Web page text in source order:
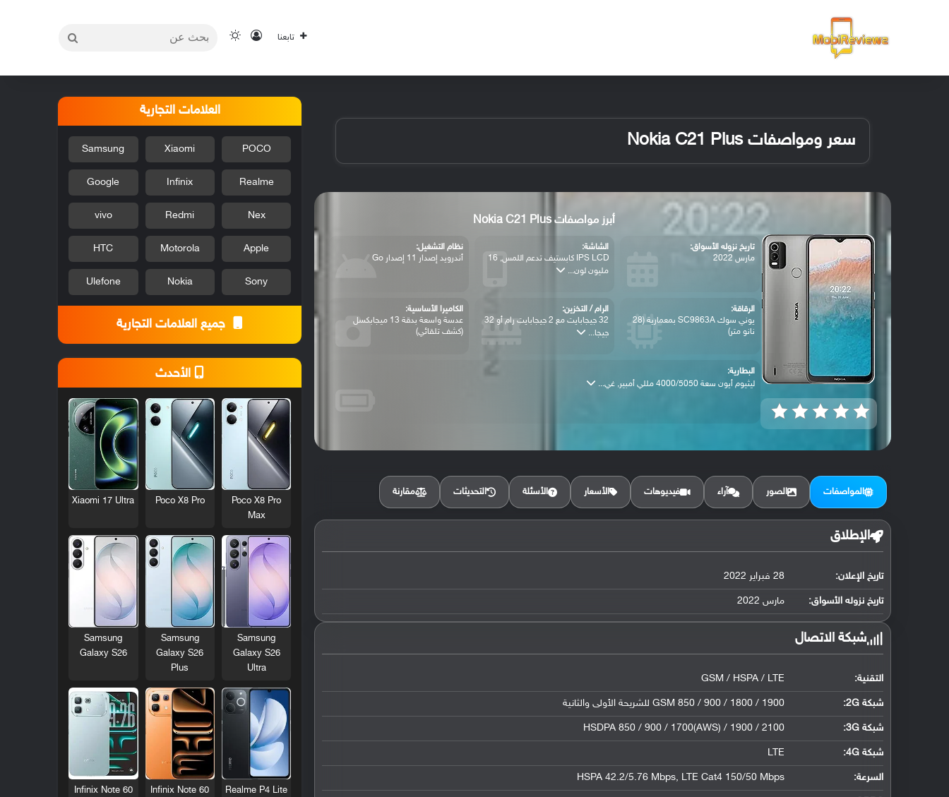
تابعنا تسجيل الدخول
الوضع المظلم
سعر ومواصفات Nokia C21 Plus
أبرز مواصفات Nokia C21 Plus
تاريخ نزوله الأسواق:
مارس 2022
الشاشة:
IPS LCD كابستيف تدعم اللمس, 16
مليون لون...
نظام التشغيل:
أندرويد إصدار 11 إصدار Go
الرقاقة:
يوني سوك SC9863A بمعمارية (28
نانو متر)
الرام / التخزين:
32 جيجابايت مع 2 جيجابايت رام أو 32
جيجا...
الكاميرا الأساسية:
عدسة واسعة بدقة 13 ميجابكسل
(كشف تلقائي)
البطارية:
ليثيوم أيون سعة 4000/5050 مللي أمبير, غي...
المواصفات الصور آراء فيديوهات الأسعار الأسئلة التحديثات مقارنة
الإطلاق
تاريخ الإعلان: 28 فبراير 2022
تاريخ نزوله الأسواق: مارس 2022
شبكة الاتصال
التقنية: GSM / HSPA / LTE
شبكة 2G: GSM 850 / 900 / 1800 / 1900 للشريحة الأولى والثانية
شبكة 3G :
HSDPA 850 / 900 / 1700(AWS) / 1900 / 2100
شبكة 4G :
LTE
السرعة: HSPA 42.2/5.76 Mbps, LTE Cat4 150/50 Mbps
العلامات التجارية
POCO
Xiaomi
Samsung
Realme
Infinix
Google
Nex
Redmi
vivo
Apple
Motorola
HTC
Sony
Nokia
Ulefone
جميع العلامات التجارية
الأحدث
Poco X8 Pro
Max
Poco X8 Pro
Xiaomi 17 Ultra
Samsung
Galaxy S26
Ultra
Samsung
Galaxy S26
Plus
Samsung
Galaxy S26
Realme P4 Lite
Infinix Note 60
Infinix Note 60